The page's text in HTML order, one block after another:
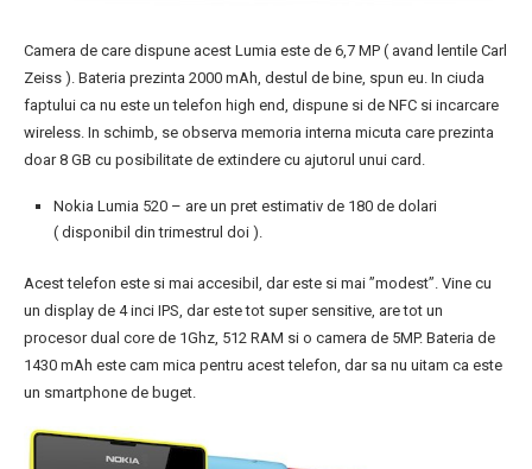
Camera de care dispune acest Lumia este de 6,7 MP ( avand lentile Carl
Zeiss ). Bateria prezinta 2000 mAh, destul de bine, spun eu. In ciuda
faptului ca nu este un telefon high end, dispune si de NFC si incarcare
wireless. In schimb, se observa memoria interna micuta care prezinta
doar 8 GB cu posibilitate de extindere cu ajutorul unui card.
Nokia Lumia 520 – are un pret estimativ de 180 de dolari
( disponibil din trimestrul doi ).
Acest telefon este si mai accesibil, dar este si mai ”modest”. Vine cu
un display de 4 inci IPS, dar este tot super sensitive, are tot un
procesor dual core de 1Ghz, 512 RAM si o camera de 5MP. Bateria de
1430 mAh este cam mica pentru acest telefon, dar sa nu uitam ca este
un smartphone de buget.